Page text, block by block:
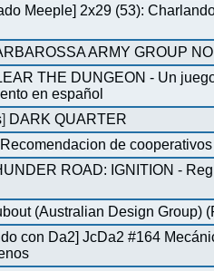
Meeple] 2x29 (53):
ARMY GROUP
THE DUNGEON - Un
en español
] DARK QUARTER
Recomendacion de
ROAD: IGNITION -
(Australian Design Group)
con Da2] JcDa2 #164